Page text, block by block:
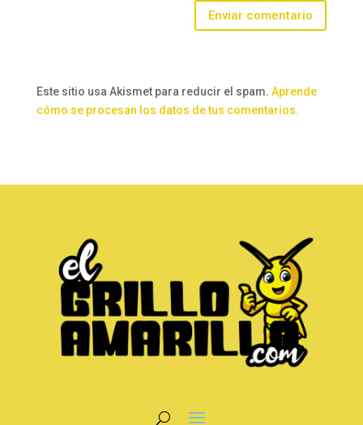
Enviar comentario
Este sitio usa Akismet para reducir el spam. Aprende
cómo se procesan los datos de tus comentarios.